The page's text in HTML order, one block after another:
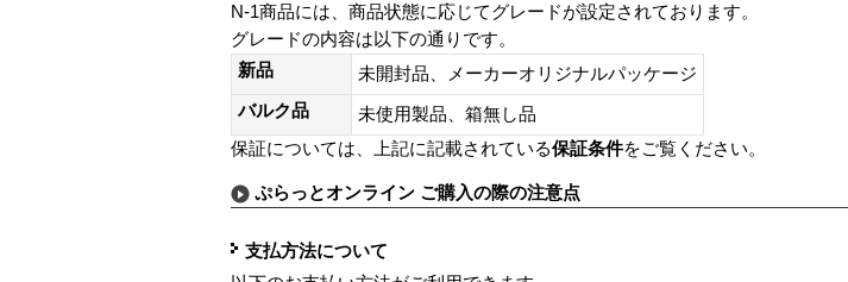
N-1商品には、商品状態に応じてグレードが設定されております。
グレードの内容は以下の通りです。
新品
未開封品、メーカーオリジナルパッケージ
バルク品
未使用製品、箱無し品
保証については、上記に記載されている保証条件をご覧ください。
ぷらっとオンライン ご購入の際の注意点
支払方法について